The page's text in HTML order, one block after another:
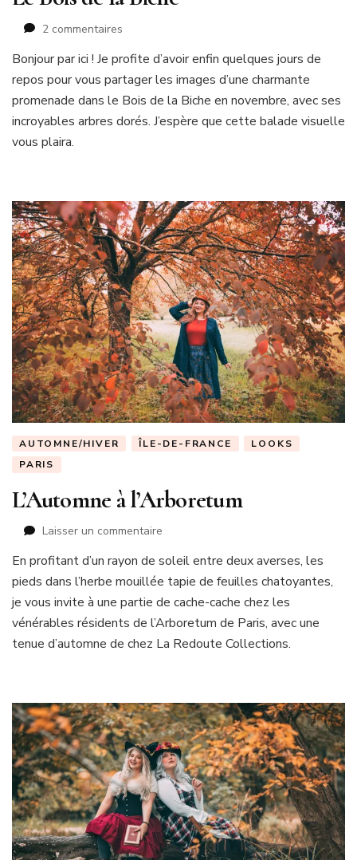
2 commentaires
Bois
de
la
Biche
Bonjour par ici ! Je profite d’avoir enfin quelques jours de
repos pour vous partager les images d’une charmante
promenade dans le Bois de la Biche en novembre, avec ses
incroyables arbres dorés. J’espère que cette balade visuelle
vous plaira.
AUTOMNE/HIVER ÎLE-DE-FRANCE
LOOKS
PARIS
L’Automne à l’Arboretum
Laisser un commentaire
à
l’Arboretum
En profitant d’un rayon de soleil entre deux averses, les
pieds dans l’herbe mouillée tapie de feuilles chatoyantes,
je vous invite à une partie de cache-cache chez les
vénérables résidents de l’Arboretum de Paris, avec une
tenue d’automne de chez La Redoute Collections.